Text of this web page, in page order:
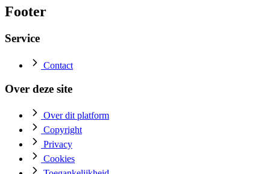
Footer
Service
Contact
Over deze site
Over dit platform
Copyright
Privacy
Cookies